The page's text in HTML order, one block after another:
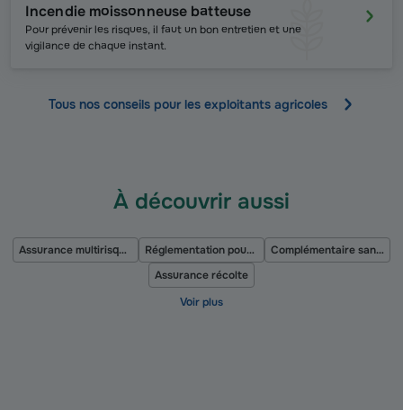
Incendie moissonneuse batteuse
Pour prévenir les risques, il faut un bon entretien et une
vigilance de chaque instant.
Tous nos conseils pour les exploitants agricoles
À découvrir aussi
Assurance multirisque agricole Réglementation pour le freinage des remorques agricoles
Complémentaire santé agricole
Assurance récolte